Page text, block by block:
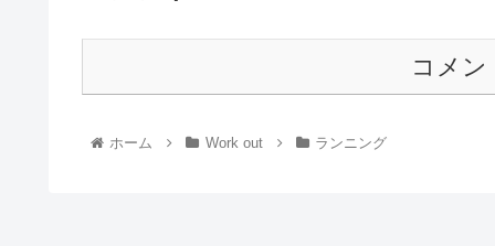
コメン
ホーム Work out ランニング